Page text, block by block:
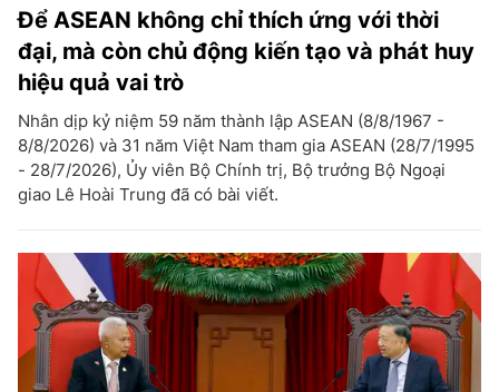
Để ASEAN không chỉ thích ứng với thời
đại, mà còn chủ động kiến tạo và phát huy
hiệu quả vai trò
Nhân dịp kỷ niệm 59 năm thành lập ASEAN (8/8/1967 -
8/8/2026) và 31 năm Việt Nam tham gia ASEAN (28/7/1995
- 28/7/2026), Ủy viên Bộ Chính trị, Bộ trưởng Bộ Ngoại
giao Lê Hoài Trung đã có bài viết.